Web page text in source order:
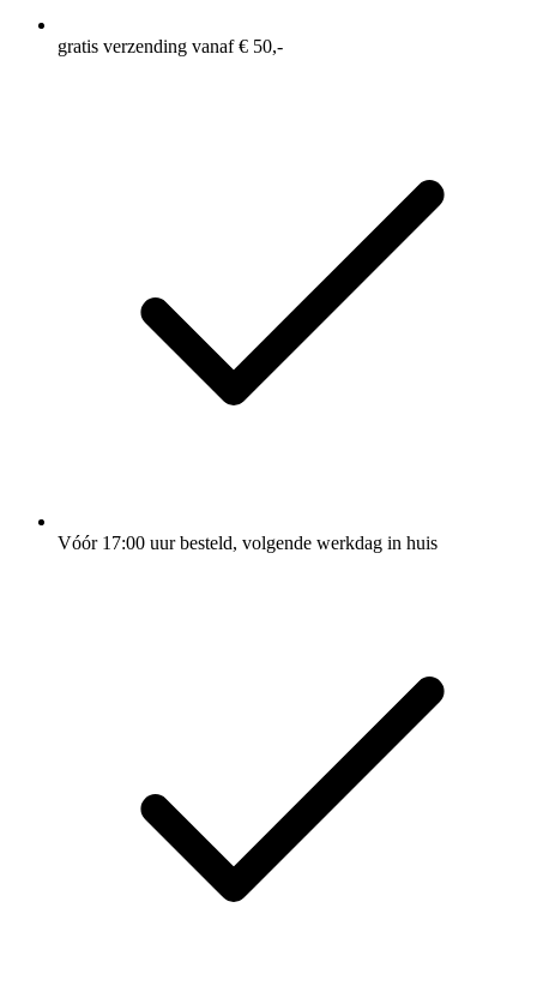
gratis verzending vanaf € 50,-
Vóór 17:00 uur besteld, volgende werkdag in huis